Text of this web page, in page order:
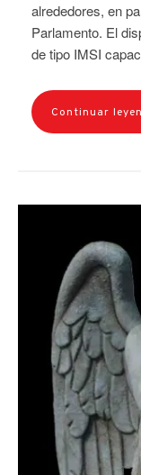
alrededores, en
Parlamento. El
de tipo IMSI
Continuar